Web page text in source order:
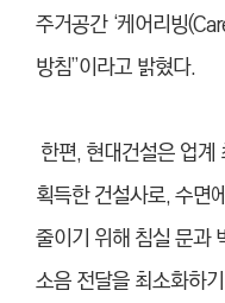
주거공간 ‘케어리빙
방침”이라고 밝혔다.
한편, 현대건설은 업계
획득한 건설사로, 수면
줄이기 위해 침실 문과
소음 전달을 최소화하